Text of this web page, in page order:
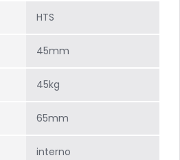
HTS
45mm
45kg
65mm
interno